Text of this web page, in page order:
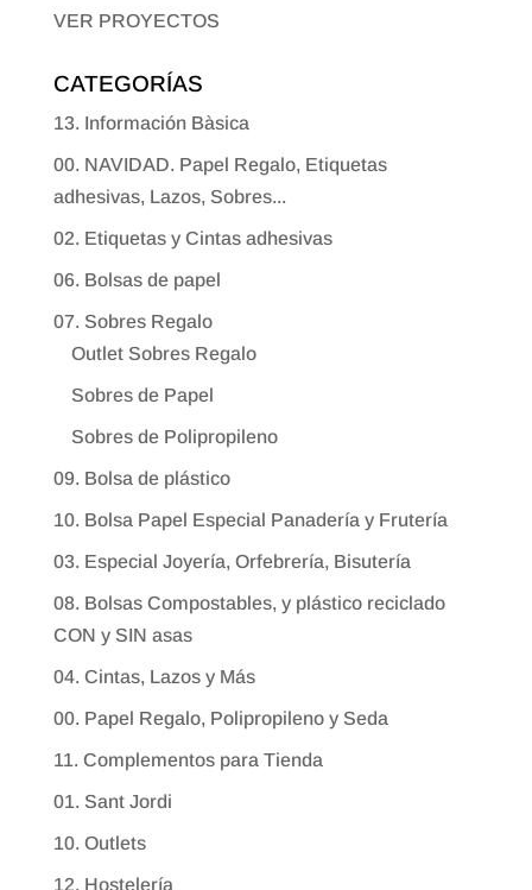
VER PROYECTOS
CATEGORÍAS
13. Información Bàsica
00. NAVIDAD. Papel Regalo, Etiquetas
adhesivas, Lazos, Sobres...
02. Etiquetas y Cintas adhesivas
06. Bolsas de papel
07. Sobres Regalo
Outlet Sobres Regalo
Sobres de Papel
Sobres de Polipropileno
09. Bolsa de plástico
10. Bolsa Papel Especial Panadería y Frutería
03. Especial Joyería, Orfebrería, Bisutería
08. Bolsas Compostables, y plástico reciclado
CON y SIN asas
04. Cintas, Lazos y Más
00. Papel Regalo, Polipropileno y Seda
11. Complementos para Tienda
01. Sant Jordi
10. Outlets
12. Hostelería